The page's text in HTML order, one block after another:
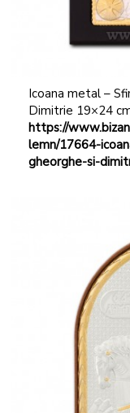
Icoana metal –
Dimitrie 19×24
https://
lemn/17664-
gheorghe-si-